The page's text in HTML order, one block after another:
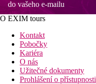
do vašeho e-mailu
O EXIM tours
Kontakt
Pobočky
Kariéra
O nás
Užitečné dokumenty
Prohlášení o přístupnosti